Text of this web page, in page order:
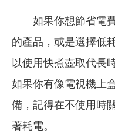
如果你想節省電
的產品，或是選擇低
以使用快煮壺取代長
如果你有像電視機上
備，記得在不使用時
著耗電。